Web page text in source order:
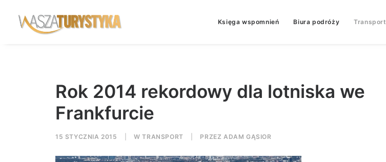
Księga wspomnień Biura podróży Transport
Rok 2014 rekordowy dla lotniska we
Frankfurcie
15 STYCZNIA 2015 WTRANSPORT PRZEZADAM GĄSIOR